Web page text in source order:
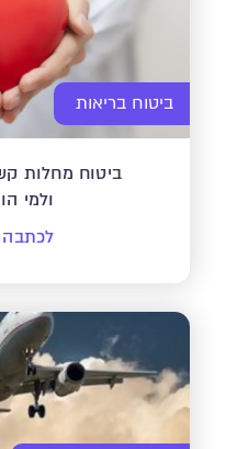
ביטוח בריאות
ביטוח מחלות
ולמי